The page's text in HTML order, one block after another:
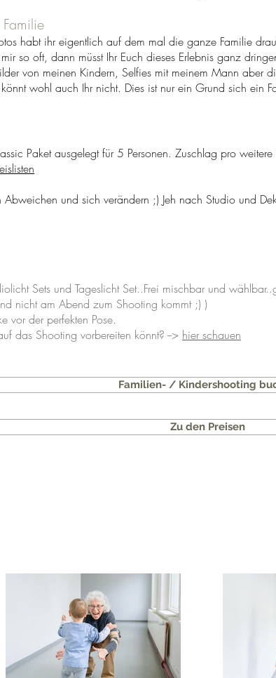
habt ihr eigentlich auf dem mal die ganze Familie
so oft, dann müsst Ihr Euch dieses Erlebnis ganz
von meinen Kindern, Selfies mit meinem Mann
wohl auch Ihr nicht. Dies ist nur ein Grund sich ein
Paket ausgelegt für 5 Personen. Zuschlag pro weitere
Abweichen und sich verändern ;) Jeh nach Studio und
Sets und Tageslicht Set..Frei mischbar und
nicht am Abend zum Shooting kommt ;) )
vor der perfekten Pose.
das Shooting vorbereiten könnt? --> hier schauen
Familien- / Kindershooting
Zu den Preisen